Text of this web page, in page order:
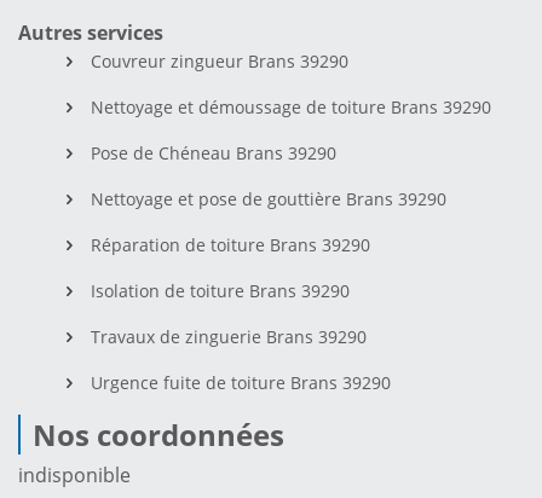
Autres services
Couvreur zingueur Brans 39290
Nettoyage et démoussage de toiture Brans 39290
Pose de Chéneau Brans 39290
Nettoyage et pose de gouttière Brans 39290
Réparation de toiture Brans 39290
Isolation de toiture Brans 39290
Travaux de zinguerie Brans 39290
Urgence fuite de toiture Brans 39290
Nos coordonnées
indisponible